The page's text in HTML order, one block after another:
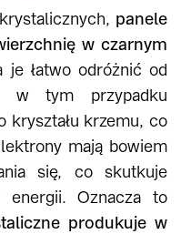
panele
w czarnym
je łatwo odróżnić od
w tym przypadku
kryształu krzemu, co
mają bowiem
się, co skutkuje
energii. Oznacza to
produkuje w